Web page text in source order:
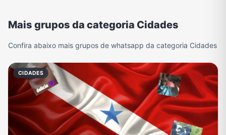
Mais grupos da categoria Cidades
Confira abaixo mais grupos de whatsapp da categoria Cidades
CIDADES